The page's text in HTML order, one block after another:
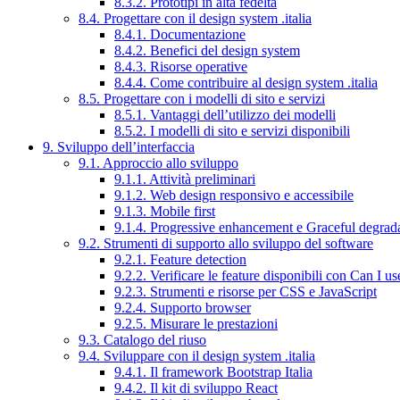
8.4. Progettare con il design system .italia
8.4.1. Documentazione
8.4.2. Benefici del design system
8.4.3. Risorse operative
8.4.4. Come contribuire al design system .italia
8.5. Progettare con i modelli di sito e servizi
8.5.1. Vantaggi dell’utilizzo dei modelli
8.5.2. I modelli di sito e servizi disponibili
9. Sviluppo dell’interfaccia
9.1. Approccio allo sviluppo
9.1.1. Attività preliminari
9.1.2. Web design responsivo e accessibile
9.1.3. Mobile first
9.1.4. Progressive enhancement e Graceful
9.2. Strumenti di supporto allo sviluppo del software
9.2.1. Feature detection
9.2.2. Verificare le feature disponibili con Can I
9.2.3. Strumenti e risorse per CSS e JavaScript
9.2.4. Supporto browser
9.2.5. Misurare le prestazioni
9.3. Catalogo del riuso
9.4. Sviluppare con il design system .italia
9.4.1. Il framework Bootstrap Italia
9.4.2. Il kit di sviluppo React